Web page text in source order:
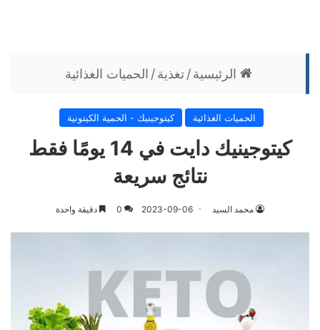
الرئيسية / تغذية / الحميات الغذائية
الحميات الغذائية كيتوجينيك - الحمية الكيتونية
كيتوجينيك دايت في 14 يومًا فقط
نتائج سريعة
محمد السيد 2023-09-06
0 دقيقة واحدة